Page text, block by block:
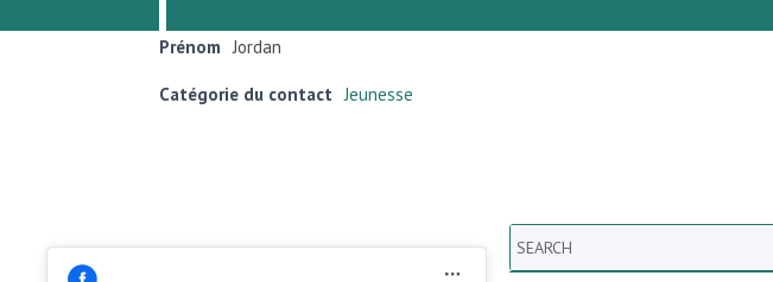
Prénom Jordan
Catégorie du contact Jeunesse
Search